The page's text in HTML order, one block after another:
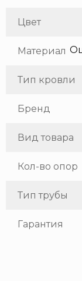
Цвет
Материал
Тип кровли
Бренд
Вид товара
Кол-во опор
Тип трубы
Гарантия